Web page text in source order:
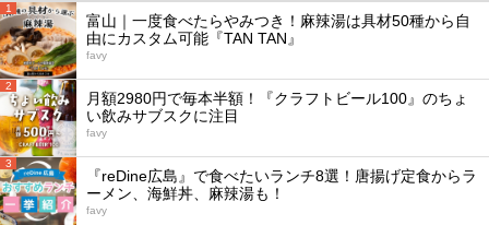
1
富山｜一度食べたらやみつき！麻辣湯は具材50種から自
由にカスタム可能『TAN TAN』
favy
2
月額2980円で毎本半額！『クラフトビール100』のちょ
い飲みサブスクに注目
favy
3
『reDine広島』で食べたいランチ8選！唐揚げ定食からラ
ーメン、海鮮丼、麻辣湯も！
favy